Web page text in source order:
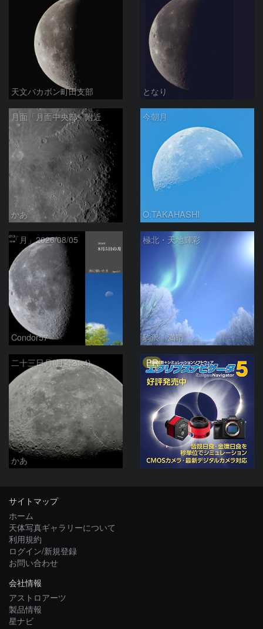
天文バカボン町田支部 となり
月面「月面中央部」附近
かあ
今朝月
O.TAKAHASHI
「月」2026/08/05
Condor57
極北・天地輝彩
駒沢 満晴
二十三日月(月齢21.4)
かあ
PR
サイトマップ
ホーム
天体写真ギャラリーについて
利用規約
ログイン/新規登録
お問い合わせ
会社情報
アストロアーツ
製品情報
星ナビ